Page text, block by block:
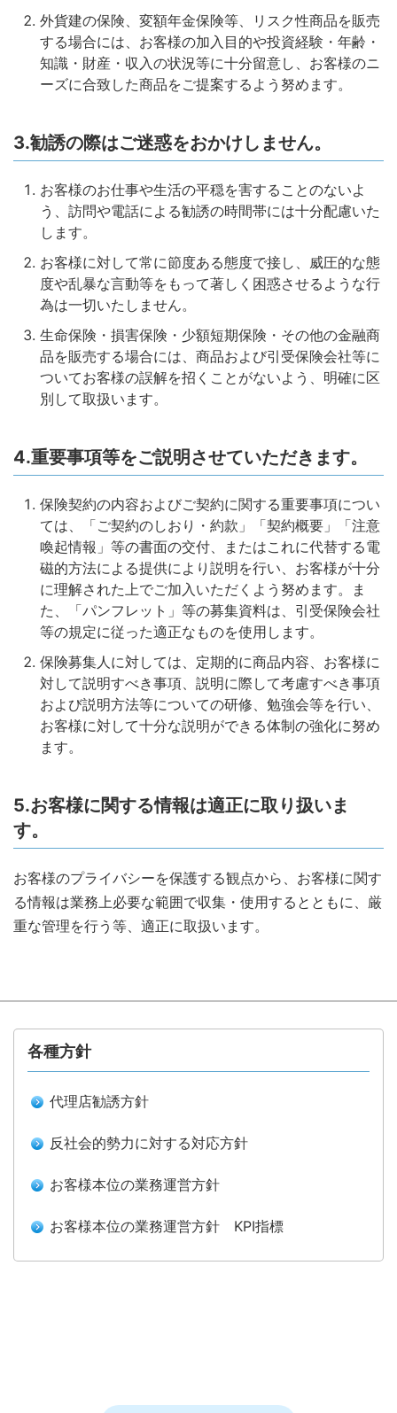
外貨建の保険、変額年金保険等、リスク性商品を販売
する場合には、お客様の加入目的や投資経験・年齢・
知識・財産・収入の状況等に十分留意し、お客様のニ
ーズに合致した商品をご提案するよう努めます。
3.勧誘の際はご迷惑をおかけしません。
お客様のお仕事や生活の平穏を害することのないよ
う、訪問や電話による勧誘の時間帯には十分配慮いた
します。
お客様に対して常に節度ある態度で接し、威圧的な態
度や乱暴な言動等をもって著しく困惑させるような行
為は一切いたしません。
生命保険・損害保険・少額短期保険・その他の金融商
品を販売する場合には、商品および引受保険会社等に
ついてお客様の誤解を招くことがないよう、明確に区
別して取扱います。
4.重要事項等をご説明させていただきます。
保険契約の内容およびご契約に関する重要事項につい
ては、「ご契約のしおり・約款」「契約概要」「注意
喚起情報」等の書面の交付、またはこれに代替する電
磁的方法による提供により説明を行い、お客様が十分
に理解された上でご加入いただくよう努めます。ま
た、「パンフレット」等の募集資料は、引受保険会社
等の規定に従った適正なものを使用します。
保険募集人に対しては、定期的に商品内容、お客様に
対して説明すべき事項、説明に際して考慮すべき事項
および説明方法等についての研修、勉強会等を行い、
お客様に対して十分な説明ができる体制の強化に努め
ます。
5.お客様に関する情報は適正に取り扱いま
す。
お客様のプライバシーを保護する観点から、お客様に関す
る情報は業務上必要な範囲で収集・使用するとともに、厳
重な管理を行う等、適正に取扱います。
各種方針
代理店勧誘方針
反社会的勢力に対する対応方針
お客様本位の業務運営方針
お客様本位の業務運営方針 KPI指標